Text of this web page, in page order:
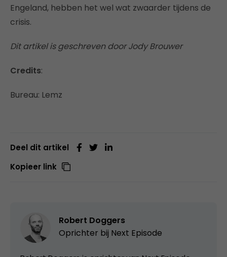
Engeland, hebben het wel wat zwaarder tijdens de
crisis.
Dit artikel is geschreven door Jody Brouwer
Credits:
Bureau: Lemz
Deel dit artikel
Kopieer link
Robert Doggers
Oprichter bij Next Episode